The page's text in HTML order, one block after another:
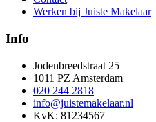
Werken bij Juiste Makelaar
Info
Jodenbreedstraat 25
1011 PZ Amsterdam
020 244 2818
info@juistemakelaar.nl
KvK: 81234567